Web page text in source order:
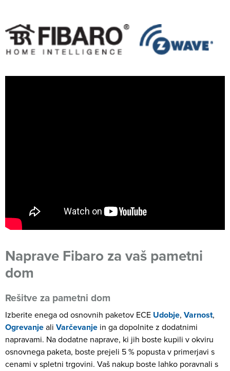
Naprave Fibaro za vaš pametni
dom
Rešitve za pametni dom
Izberite enega od osnovnih paketov ECE Udobje, Varnost,
Ogrevanje ali Varčevanje in ga dopolnite z dodatnimi
napravami. Na dodatne naprave, ki jih boste kupili v okviru
osnovnega paketa, boste prejeli 5 % popusta v primerjavi s
cenami v spletni trgovini. Vaš nakup boste lahko poravnali s